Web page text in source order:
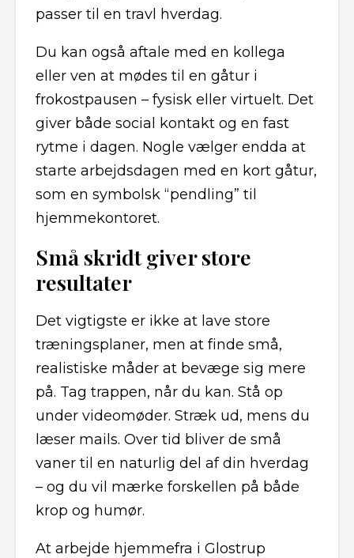
passer til en travl hverdag.
Du kan også aftale med en kollega
eller ven at mødes til en gåtur i
frokostpausen – fysisk eller virtuelt. Det
giver både social kontakt og en fast
rytme i dagen. Nogle vælger endda at
starte arbejdsdagen med en kort gåtur,
som en symbolsk “pendling” til
hjemmekontoret.
Små skridt giver store
resultater
Det vigtigste er ikke at lave store
træningsplaner, men at finde små,
realistiske måder at bevæge sig mere
på. Tag trappen, når du kan. Stå op
under videomøder. Stræk ud, mens du
læser mails. Over tid bliver de små
vaner til en naturlig del af din hverdag
– og du vil mærke forskellen på både
krop og humør.
At arbejde hjemmefra i Glostrup